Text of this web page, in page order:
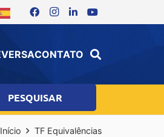
CONTATO
Início TF Equivalências